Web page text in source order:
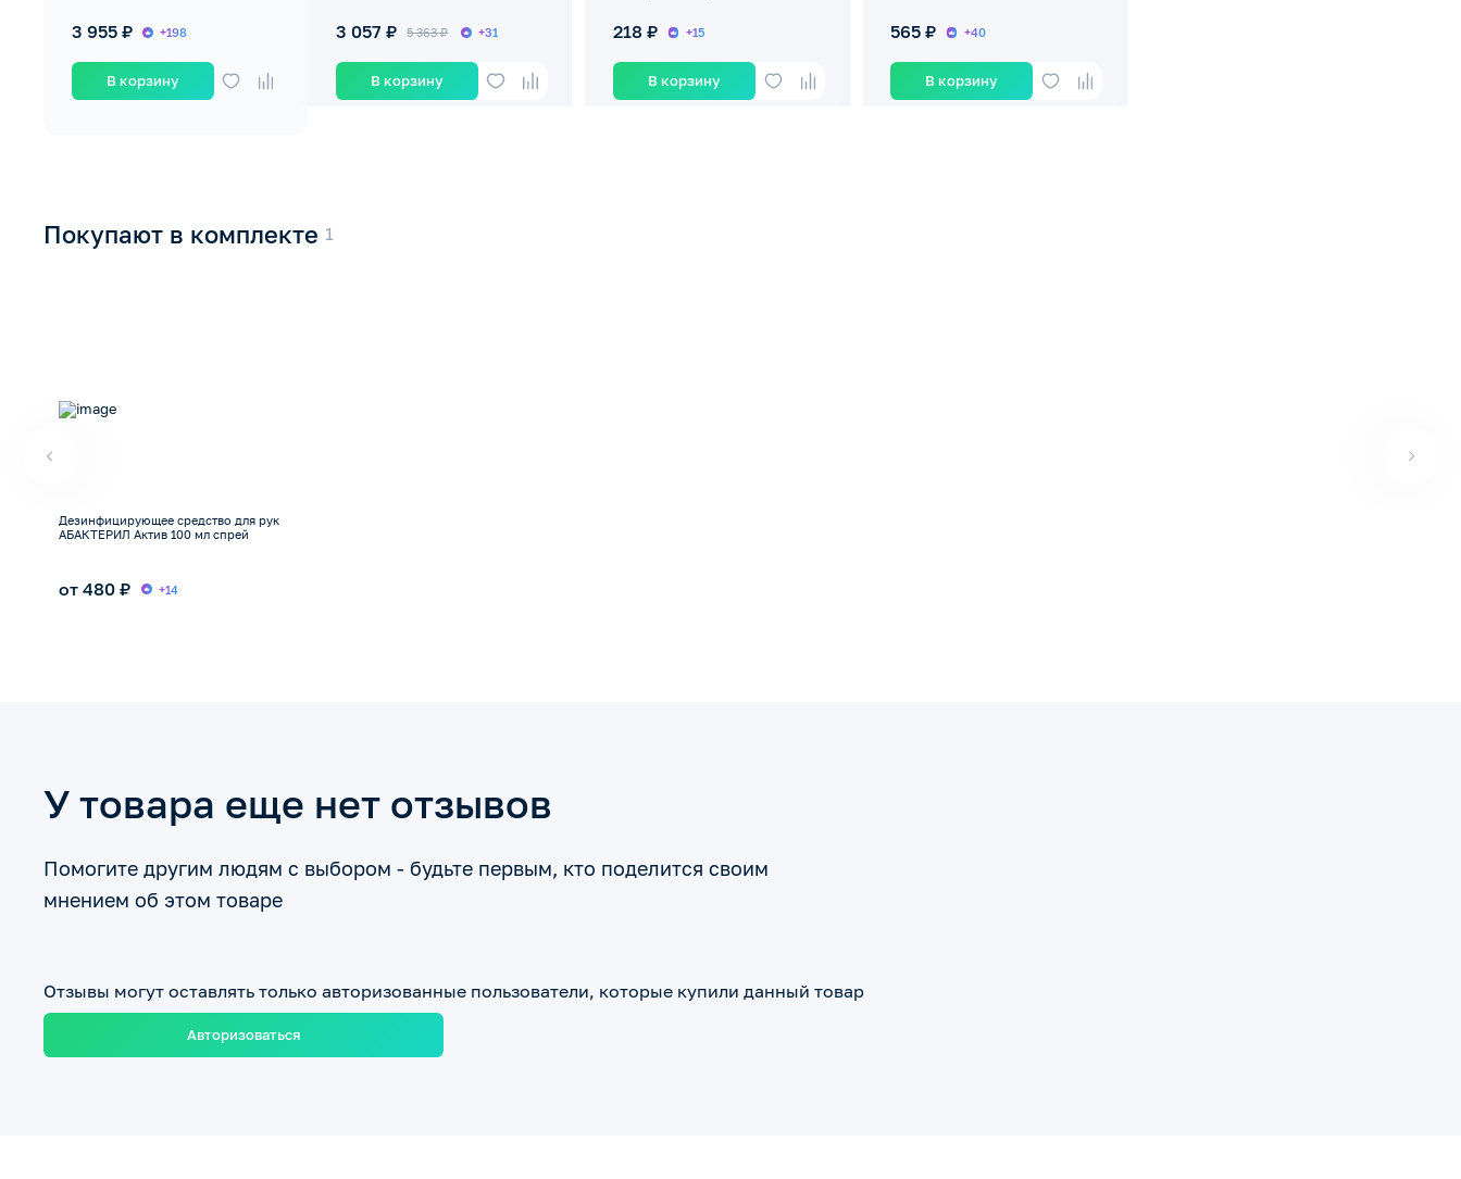
3 955 ₽ +198
В корзину
3 057 ₽ 5 363 ₽ +31
В корзину
218 ₽ +15
В корзину
565 ₽ +40
В корзину
Покупают в комплекте
Дезинфицирующее средство для рук
АБАКТЕРИЛ Актив 100 мл спрей
от 480 ₽ +14
У товара еще нет отзывов
Помогите другим людям с выбором - будьте первым, кто поделится своим
мнением об этом товаре
Отзывы могут оставлять только авторизованные пользователи, которые купили данный товар
Авторизоваться